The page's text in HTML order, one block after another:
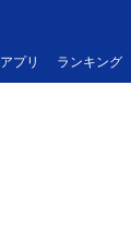
アプリ ランキング